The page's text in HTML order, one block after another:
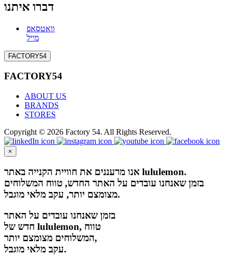
דברו איתנו
וואטסאפ
מייל
FACTORY54
FACTORY54
ABOUT US
BRANDS
STORES
Copyright © 2026 Factory 54. All Rights Reserved.
×
אנו מרעננים את חוויית הקנייה באתר lululemon.
בזמן שאנחנו עובדים על האתר החדש, טווח המשלוחים
מצומצם יותר, עקב מלאי מוגבל.
בזמן שאנחנו עובדים על האתר
חדש של lululemon, טווח
המשלוחים מצומצם יותר,
עקב מלאי מוגבל.